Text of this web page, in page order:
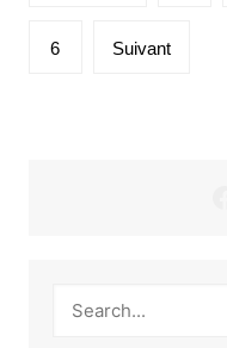
publications
6 Suivant